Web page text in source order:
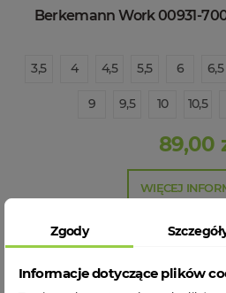
Berkemann Work 00931-
3,5 4 4,5 5,5 6 6,5
9 9,5 10 10,5
89,00
WIĘCEJ
Zgody
Informacje dotyczące plików